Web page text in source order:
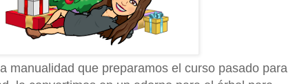
manualidad que preparamos el curso pasado para